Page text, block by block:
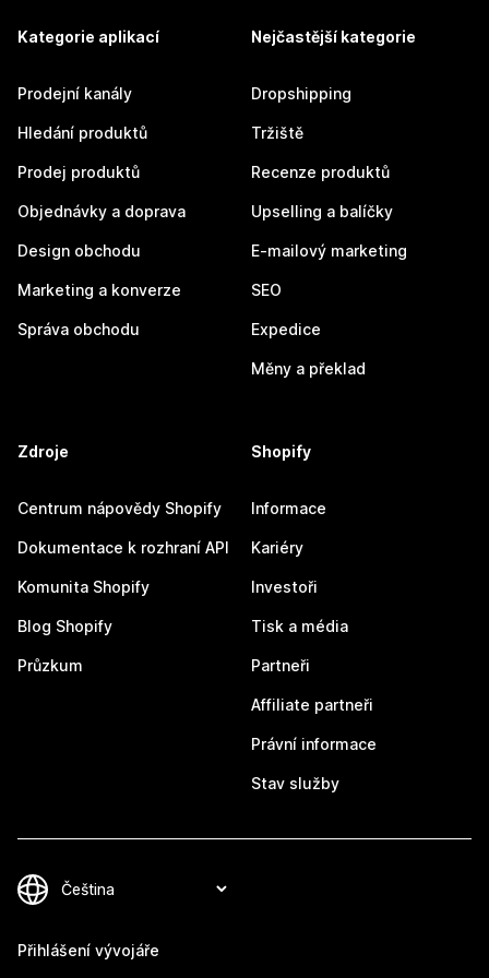
Kategorie aplikací
Prodejní kanály
Hledání produktů
Prodej produktů
Objednávky a doprava
Design obchodu
Marketing a konverze
Správa obchodu
Nejčastější kategorie
Dropshipping
Tržiště
Recenze produktů
Upselling a balíčky
E-mailový marketing
SEO
Expedice
Měny a překlad
Zdroje
Centrum nápovědy Shopify
Dokumentace k rozhraní API
Komunita Shopify
Blog Shopify
Průzkum
Shopify
Informace
Kariéry
Investoři
Tisk a média
Partneři
Affiliate partneři
Právní informace
Stav služby
Přihlášení vývojáře